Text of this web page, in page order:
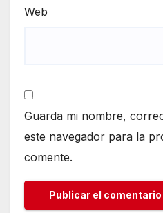
Web
Guarda mi nombre,
este navegador para la
comente.